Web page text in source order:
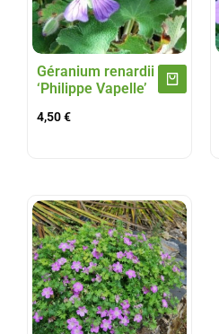
Géranium renardii
‘Philippe Vapelle’
4,50€